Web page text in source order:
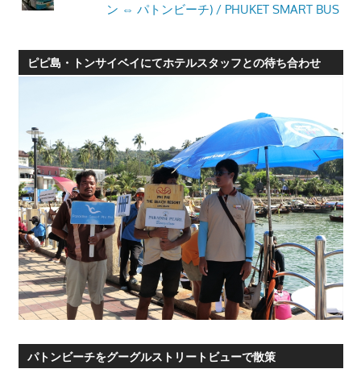
ン ⇔ パトンビーチ) / PHUKET SMART BUS
ピピ島・トンサイベイにてホテルスタッフとの待ち合わせ
パトンビーチをグーグルストリートビューで散策